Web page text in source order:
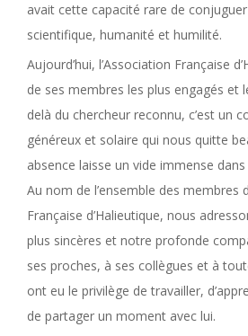
avait cette capacité rare de
scientifique, humanité et humilité.
Aujourd’hui, l’Association Française
de ses membres les plus engagés et
delà du chercheur reconnu, c’est un
généreux et solaire qui nous quitte
absence laisse un vide immense
Au nom de l’ensemble des membres
Française d’Halieutique, nous
plus sincères et notre profonde
ses proches, à ses collègues et à
ont eu le privilège de travailler,
de partager un moment avec lui.